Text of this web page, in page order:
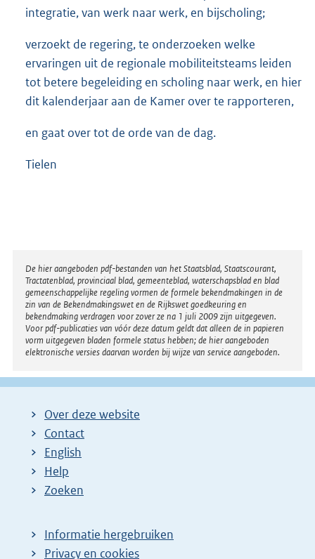
integratie, van werk naar werk, en bijscholing;
verzoekt de regering, te onderzoeken welke
ervaringen uit de regionale mobiliteitsteams leiden
tot betere begeleiding en scholing naar werk, en hier
dit kalenderjaar aan de Kamer over te rapporteren,
en gaat over tot de orde van de dag.
Tielen
Disclaimer
De hier aangeboden pdf-bestanden van het Staatsblad, Staatscourant,
Tractatenblad, provinciaal blad, gemeenteblad, waterschapsblad en blad
gemeenschappelijke regeling vormen de formele bekendmakingen in de
zin van de Bekendmakingswet en de Rijkswet goedkeuring en
bekendmaking verdragen voor zover ze na 1 juli 2009 zijn uitgegeven.
Voor pdf-publicaties van vóór deze datum geldt dat alleen de in papieren
vorm uitgegeven bladen formele status hebben; de hier aangeboden
elektronische versies daarvan worden bij wijze van service aangeboden.
Over deze website
Contact
English
Help
Zoeken
Informatie hergebruiken
Privacy en cookies